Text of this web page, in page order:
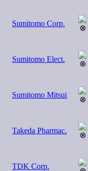
Sumitomo Corp.
Sumitomo Elect.
Sumitomo Mitsui
Takeda Pharmac.
TDK Corp.